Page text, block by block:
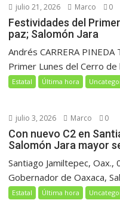
julio 21, 2026 Marco 0
Festividades del
paz; Salomón Jara
Andrés CARRERA
Primer Lunes del Cerro de
Estatal Última hora
julio 3, 2026 Marco 0
Con nuevo C2 en
Salomón Jara mayor
Santiago Jamiltepec,
Gobernador de Oaxaca,
Estatal Última hora